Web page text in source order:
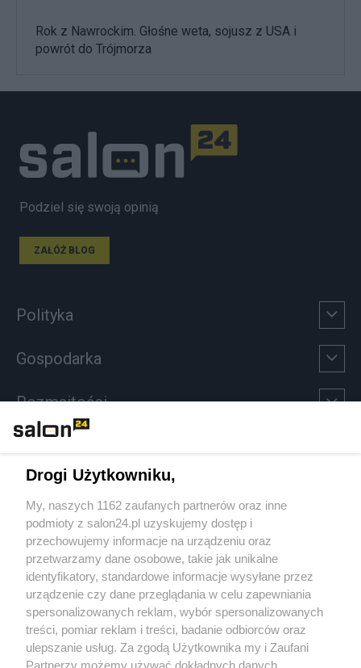
Rok z Nawrockim. Głośne weta, sojusz z USA i
powrót do Trójmorza
Podziel się swoją opinią
ZAŁÓŻ BLOG
Polityka
Gospodarka
Rozmaitości
Sport
Społeczeństwo
Kultura
X Facebook Instagram Youtube
Drogi Użytkowniku,
My, naszych 1162 zaufanych partnerów oraz inne
podmioty z salon24.pl uzyskujemy dostęp i
przechowujemy informacje na urządzeniu oraz
przetwarzamy dane osobowe, takie jak unikalne
identyfikatory, standardowe informacje wysyłane przez
urządzenie czy dane przeglądania w celu zapewniania
spersonalizowanych reklam, wybór spersonalizowanych
treści, pomiar reklam i treści, badanie odbiorców oraz
ulepszanie usług. Za zgodą Użytkownika my i Zaufani
Partnerzy możemy używać dokładnych danych